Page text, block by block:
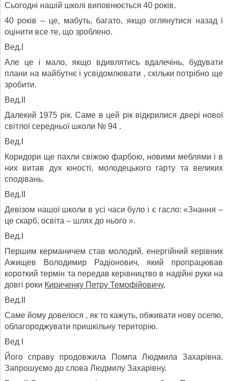
Сьогодні нашій школі виповнюється 40 років.
40 років – це, мабуть, багато, якщо оглянутися назад і
оцінити все те, що зроблено.
Вед.І
Але це і мало, якщо вдивлятись вдалечінь, будувати
плани на майбутнє і усвідомлювати , скільки потрібно ще
зробити.
Вед.ІІ
Далекий 1975 рік. Саме в цей рік відкрилися двері нової
світлої середньої школи № 94 .
Вед.І
Коридори ще пахли свіжою фарбою, новими меблями і в
них витав дух юності, молодецького гарту та великих
сподівань.
Вед.ІІ
Девізом нашої школи в усі часи було і є гасло: «Знання –
це скарб, освіта – шлях до нього ».
Вед.І
Першим керманичем став молодий, енергійний керівник
Ажищев Володимир Радіонович, який пропрацював
короткий термін та передав керівництво в надійні руки на
довгі роки Кириченку Петру Темофійовичу,
Вед.ІІ
Саме йому довелося , як то кажуть, обживати нову оселю,
облагороджувати пришкільну територію.
Вед І
Його справу продовжила Помпа Людмила Захарівна.
Запрошуємо до слова Людмилу Захарівну.